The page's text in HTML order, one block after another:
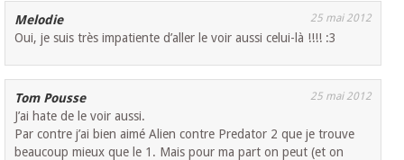
Melodie 25 mai 2012
Oui, je suis très impatiente d’aller le voir aussi celui-là !!!! :3
Tom Pousse 25 mai 2012
J’ai hate de le voir aussi.
Par contre j’ai bien aimé Alien contre Predator 2 que je trouve
beaucoup mieux que le 1. Mais pour ma part on peut (et on